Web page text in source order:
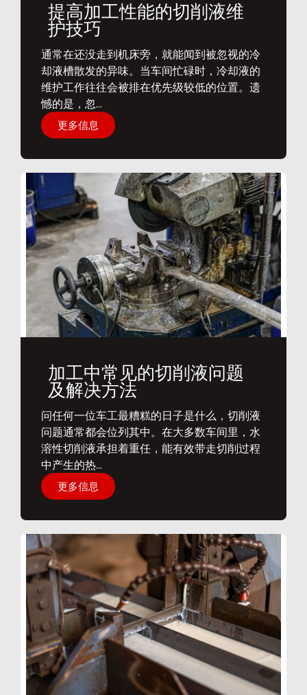
提高加工性能的切削液维
护技巧
通常在还没走到机床旁，就能闻到被忽视的冷
却液槽散发的异味。当车间忙碌时，冷却液的
维护工作往往会被排在优先级较低的位置。遗
憾的是，忽...
更多信息
加工中常见的切削液问题
及解决方法
问任何一位车工最糟糕的日子是什么，切削液
问题通常都会位列其中。在大多数车间里，水
溶性切削液承担着重任，能有效带走切削过程
中产生的热...
更多信息